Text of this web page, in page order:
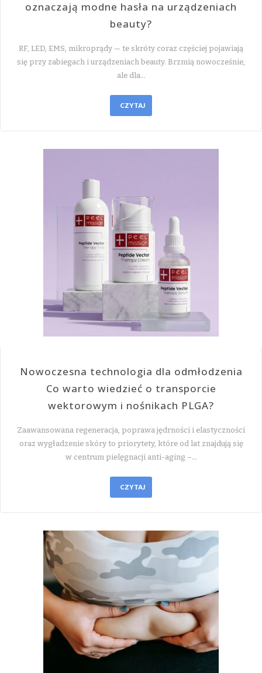
oznaczają modne hasła na urządzeniach
beauty?
RF, LED, EMS, mikroprądy — te skróty coraz częściej pojawiają
się przy zabiegach i urządzeniach beauty. Brzmią nowocześnie,
ale dla…
CZYTAJ
Nowoczesna technologia dla odmłodzenia
Co warto wiedzieć o transporcie
wektorowym i nośnikach PLGA?
Zaawansowana regeneracja, poprawa jędrności i elastyczności
oraz wygładzenie skóry to priorytety, które od lat znajdują się
w centrum pielęgnacji anti-aging –…
CZYTAJ